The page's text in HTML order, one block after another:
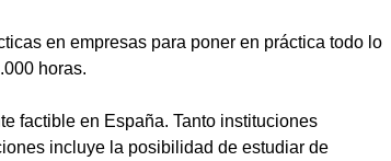
en empresas para poner en práctica todo lo
horas.
factible en España. Tanto instituciones
incluye la posibilidad de estudiar de